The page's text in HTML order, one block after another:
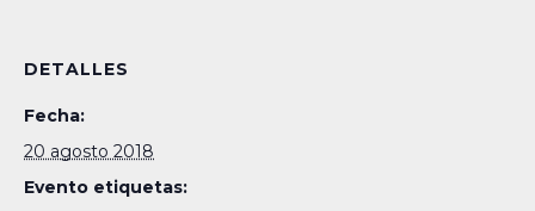
DETALLES
Fecha:
20 agosto 2018
Evento etiquetas: